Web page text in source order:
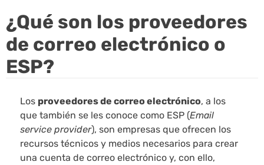
¿Qué son los proveedores
de correo electrónico o
ESP?
Los proveedores de correo electrónico, a los
que también se les conoce como ESP (Email
service provider), son empresas que ofrecen los
recursos técnicos y medios necesarios para crear
una cuenta de correo electrónico y, con ello,